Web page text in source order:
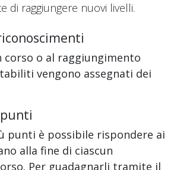
di raggiungere nuovi livelli.
corso o al raggiungimento
vengono assegnati dei
punti è possibile rispondere ai
alla fine di ciascun
Per guadagnarli tramite il